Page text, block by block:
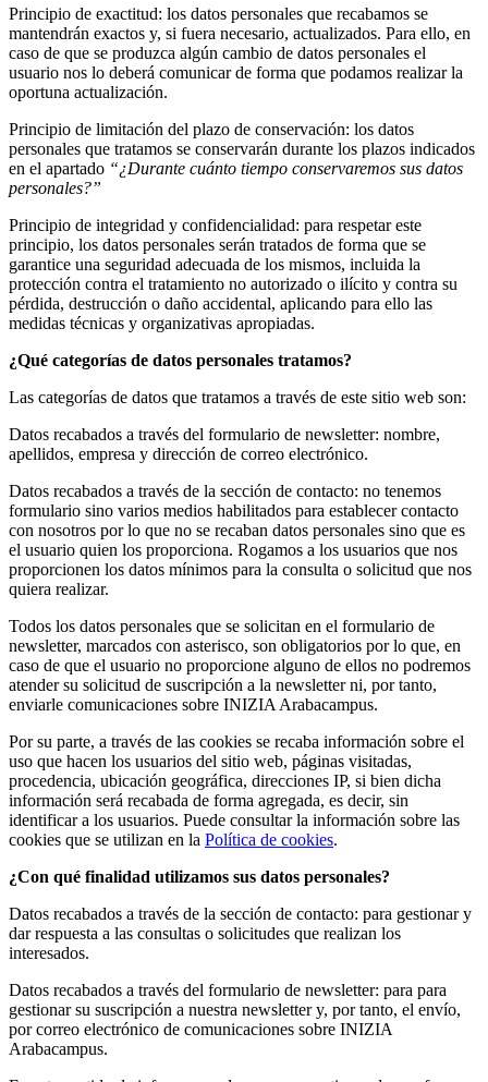
Principio de exactitud: los datos personales que recabamos se
mantendrán exactos y, si fuera necesario, actualizados. Para ello, en
caso de que se produzca algún cambio de datos personales el
usuario nos lo deberá comunicar de forma que podamos realizar la
oportuna actualización.
Principio de limitación del plazo de conservación: los datos
personales que tratamos se conservarán durante los plazos indicados
en el apartado “¿Durante cuánto tiempo conservaremos sus datos
personales?”
Principio de integridad y confidencialidad: para respetar este
principio, los datos personales serán tratados de forma que se
garantice una seguridad adecuada de los mismos, incluida la
protección contra el tratamiento no autorizado o ilícito y contra su
pérdida, destrucción o daño accidental, aplicando para ello las
medidas técnicas y organizativas apropiadas.
¿Qué categorías de datos personales tratamos?
Las categorías de datos que tratamos a través de este sitio web son:
Datos recabados a través del formulario de newsletter: nombre,
apellidos, empresa y dirección de correo electrónico.
Datos recabados a través de la sección de contacto: no tenemos
formulario sino varios medios habilitados para establecer contacto
con nosotros por lo que no se recaban datos personales sino que es
el usuario quien los proporciona. Rogamos a los usuarios que nos
proporcionen los datos mínimos para la consulta o solicitud que nos
quiera realizar.
Todos los datos personales que se solicitan en el formulario de
newsletter, marcados con asterisco, son obligatorios por lo que, en
caso de que el usuario no proporcione alguno de ellos no podremos
atender su solicitud de suscripción a la newsletter ni, por tanto,
enviarle comunicaciones sobre INIZIA Arabacampus.
Por su parte, a través de las cookies se recaba información sobre el
uso que hacen los usuarios del sitio web, páginas visitadas,
procedencia, ubicación geográfica, direcciones IP, si bien dicha
información será recabada de forma agregada, es decir, sin
identificar a los usuarios. Puede consultar la información sobre las
cookies que se utilizan en la Política de cookies.
¿Con qué finalidad utilizamos sus datos personales?
Datos recabados a través de la sección de contacto: para gestionar y
dar respuesta a las consultas o solicitudes que realizan los
interesados.
Datos recabados a través del formulario de newsletter: para para
gestionar su suscripción a nuestra newsletter y, por tanto, el envío,
por correo electrónico de comunicaciones sobre INIZIA
Arabacampus.